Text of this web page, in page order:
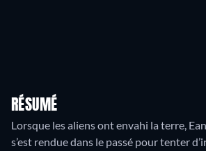
RÉSUMÉ
Lorsque les aliens ont envahi la terre,
s’est rendue dans le passé pour tenter